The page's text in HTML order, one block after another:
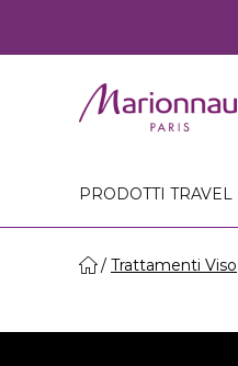
PRODOTTI TRAVEL
Trattamenti Viso